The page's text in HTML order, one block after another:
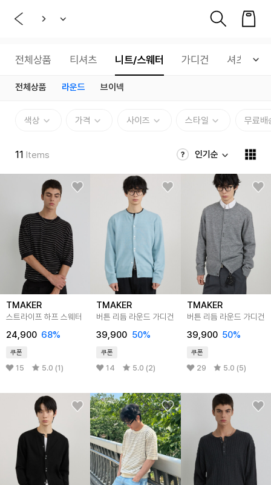
전체상품 티셔츠 니트/스웨터 가디건 셔츠
전체상품 라운드 브이넥
색상 가격 사이즈 스타일 무료배
11 Items 인기순
TMAKER
스트라이프 하프 스웨터
24,900 68%
쿠폰
15 5.0 (1)
TMAKER
버튼 리듬 라운드 가디건
39,900 50%
쿠폰
14 5.0 (2)
TMAKER
버튼 리듬 라운드 가디건
39,900 50%
쿠폰
29 5.0 (5)